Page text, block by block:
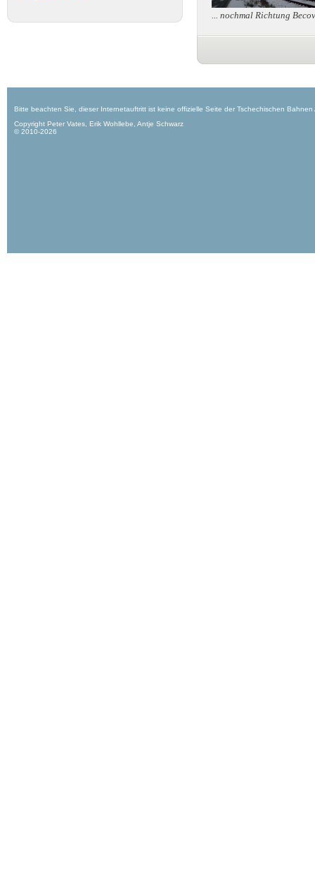
... nochmal Richtung
Bitte beachten Sie, dieser Internetauftritt ist keine offizielle Seite der Tschechischen
Copyright Peter Vates, Erik Wohllebe, Antje Schwarz
© 2010-2026